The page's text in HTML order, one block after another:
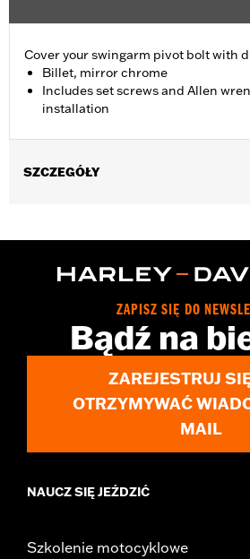
Cover your swingarm pivot bolt with
Billet, mirror chrome
Includes set screws and Allen
installation
SZCZEGÓŁY
Position On Bike: Rear
set screws and Allen®
WARRANTY:1 year limited warranty –
d.com/warrantyfor full details
ZAPISZ SIĘ DO
Bądź na
ZAREJESTRUJ
OTRZYMYWAĆ
MAIL
NAUCZ SIĘ JEŹDZIĆ
Szkolenie motocyklowe